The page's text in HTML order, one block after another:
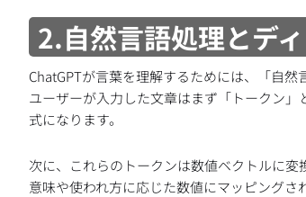
2.自然言語処理とデ
ChatGPTが言葉を理解するためには、「自
ユーザーが入力した文章はまず「トークン
式になります。
次に、これらのトークンは数値ベクトルに変
意味や使われ方に応じた数値にマッピングさ